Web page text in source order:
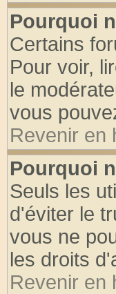
Pourquoi
Certains
Pour voir,
le
vous
Revenir en
Pourquoi
Seuls les
d'éviter le
vous ne
les droits
Revenir en